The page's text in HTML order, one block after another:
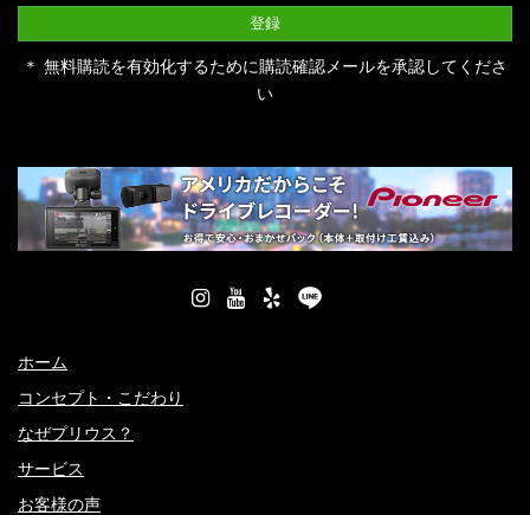
＊ 無料購読を有効化するために購読確認メールを承認してくださ
い
ホーム
コンセプト・こだわり
なぜプリウス？
サービス
お客様の声